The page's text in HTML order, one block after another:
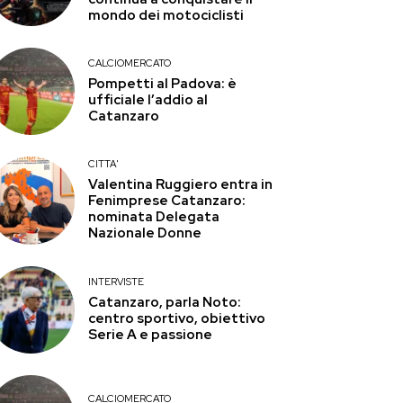
mondo dei motociclisti
CALCIOMERCATO
Pompetti al Padova: è
ufficiale l’addio al
Catanzaro
CITTA'
Valentina Ruggiero entra in
Fenimprese Catanzaro:
nominata Delegata
Nazionale Donne
INTERVISTE
Catanzaro, parla Noto:
centro sportivo, obiettivo
Serie A e passione
CALCIOMERCATO